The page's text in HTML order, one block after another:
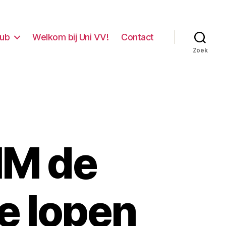
Welkom bij Uni VV! Contact
Zoek
de
lopen